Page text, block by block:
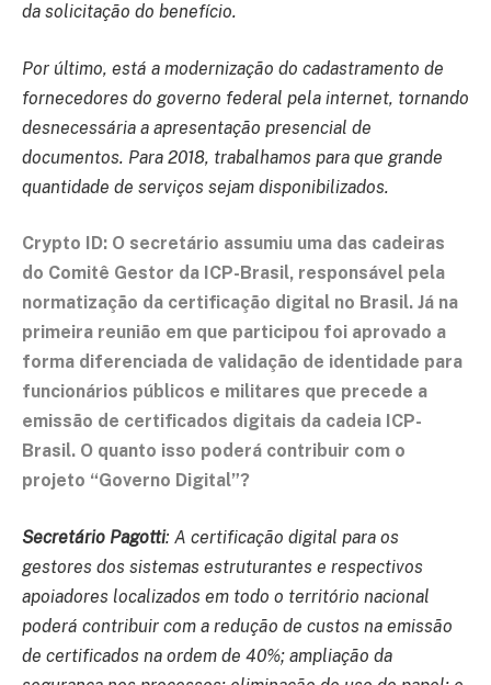
da solicitação do benefício.
Por último, está a modernização do cadastramento de
fornecedores do governo federal pela internet, tornando
desnecessária a apresentação presencial de
documentos. Para 2018, trabalhamos para que grande
quantidade de serviços sejam disponibilizados.
Crypto ID: O secretário assumiu uma das cadeiras
do Comitê Gestor da ICP-Brasil, responsável pela
normatização da certificação digital no Brasil. Já na
primeira reunião em que participou foi aprovado a
forma diferenciada de validação de identidade para
funcionários públicos e militares que precede a
emissão de certificados digitais da cadeia ICP-
Brasil. O quanto isso poderá contribuir com o
projeto “Governo Digital”?
Secretário Pagotti: A certificação digital para os
gestores dos sistemas estruturantes e respectivos
apoiadores localizados em todo o território nacional
poderá contribuir com a redução de custos na emissão
de certificados na ordem de 40%; ampliação da